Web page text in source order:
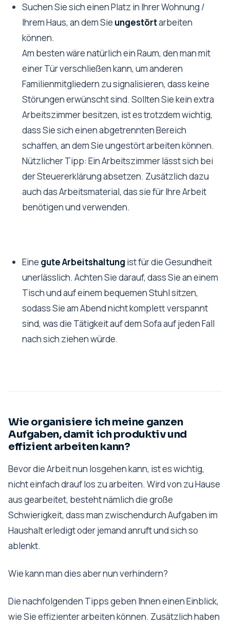
Suchen Sie sich einen Platz in Ihrer Wohnung /
Ihrem Haus, an dem Sie ungestörtarbeiten
können.
Am besten wäre natürlich ein Raum, den man mit
einer Tür verschließen kann, um anderen
Familienmitgliedern zu signalisieren, dass keine
Störungen erwünscht sind. Sollten Sie kein extra
Arbeitszimmer besitzen, ist es trotzdem wichtig,
dass Sie sich einen abgetrennten Bereich
schaffen, an dem Sie ungestört arbeiten können.
Nützlicher Tipp: Ein Arbeitszimmer lässt sich bei
der Steuererklärung absetzen. Zusätzlich dazu
auch das Arbeitsmaterial, das sie für Ihre Arbeit
benötigen und verwenden.
Eine gute Arbeitshaltung ist für die Gesundheit
unerlässlich. Achten Sie darauf, dass Sie an einem
Tisch und auf einem bequemen Stuhl sitzen,
sodass Sie am Abend nicht komplett verspannt
sind, was die Tätigkeit auf dem Sofa auf jeden Fall
nach sich ziehen würde.
Wie organisiere ich meine ganzen
Aufgaben, damit ich produktiv und
effizient arbeiten kann?
Bevor die Arbeit nun losgehen kann, ist es wichtig,
nicht einfach drauf los zu arbeiten. Wird von zu Hause
aus gearbeitet, besteht nämlich die große
Schwierigkeit, dass man zwischendurch Aufgaben im
Haushalt erledigt oder jemand anruft und sich so
ablenkt.
Wie kann man dies aber nun verhindern?
Die nachfolgenden Tipps geben Ihnen einen Einblick,
wie Sie effizienter arbeiten können. Zusätzlich haben